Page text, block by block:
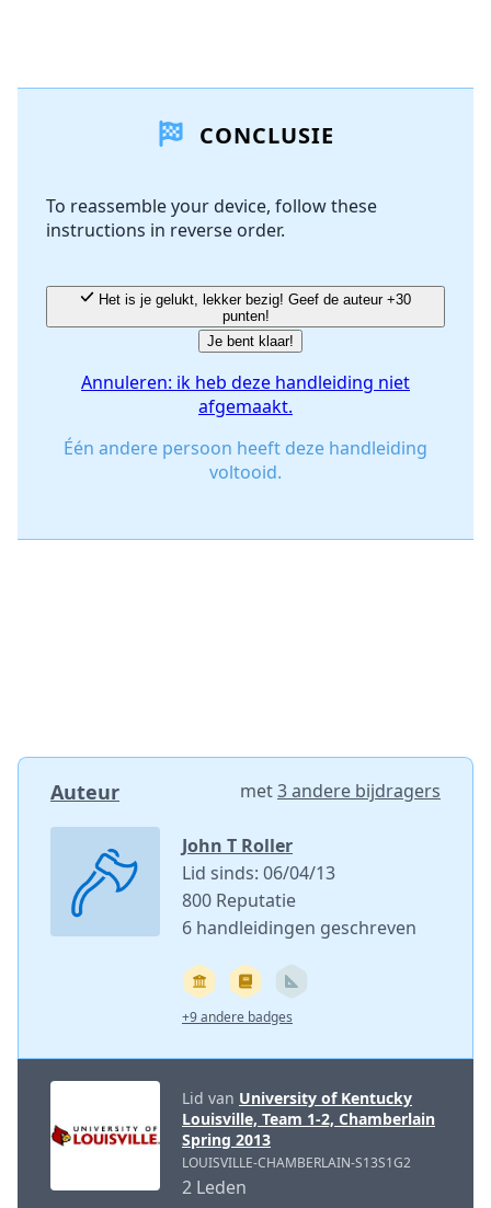
CONCLUSIE
To reassemble your device, follow these
instructions in reverse order.
punten!
Je bent klaar!
Annuleren: ik heb deze handleiding niet
afgemaakt.
Één andere persoon heeft deze handleiding
voltooid.
Auteur met3 andere bijdragers
John T Roller
Lid sinds: 06/04/13
800 Reputatie
6 handleidingen geschreven
+9 andere badges
Lid van University of Kentucky
Louisville, Team 1-2, Chamberlain
Spring 2013
LOUISVILLE-CHAMBERLAIN-S13S1G2
2 Leden